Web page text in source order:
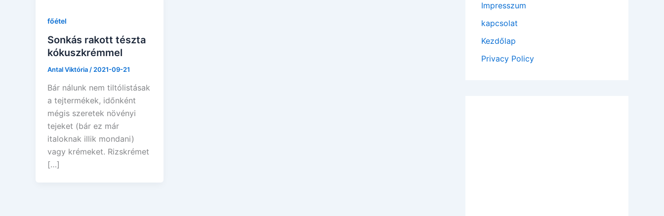
főétel
Sonkás rakott tészta
kókuszkrémmel
Antal Viktória / 2021-09-21
Bár nálunk nem tiltólistásak
a tejtermékek, időnként
mégis szeretek növényi
tejeket (bár ez már
italoknak illik mondani)
vagy krémeket. Rizskrémet
[…]
:Impresszum
kapcsolat
Kezdőlap
Privacy Policy